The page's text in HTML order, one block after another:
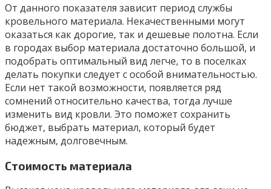
От данного показателя зависит период службы
кровельного материала. Некачественными могут
оказаться как дорогие, так и дешевые полотна. Если
в городах выбор материала достаточно большой, и
подобрать оптимальный вид легче, то в поселках
делать покупки следует с особой внимательностью.
Если нет такой возможности, появляется ряд
сомнений относительно качества, тогда лучше
изменить вид кровли. Это поможет сохранить
бюджет, выбрать материал, который будет
надежным, долговечным.
Стоимость материала